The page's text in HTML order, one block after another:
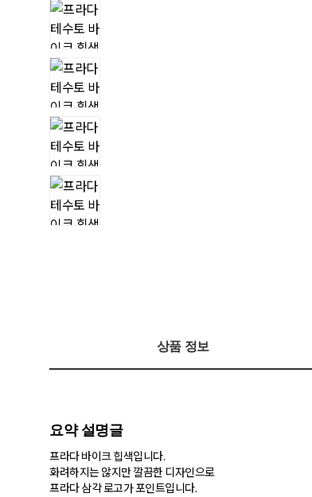
상품 정보
요약 설명글
프라다 바이크 힙색입니다.
화려하지는 않지만 깔끔한 디자인으로
프라다 삼각 로고가 포인트입니다.